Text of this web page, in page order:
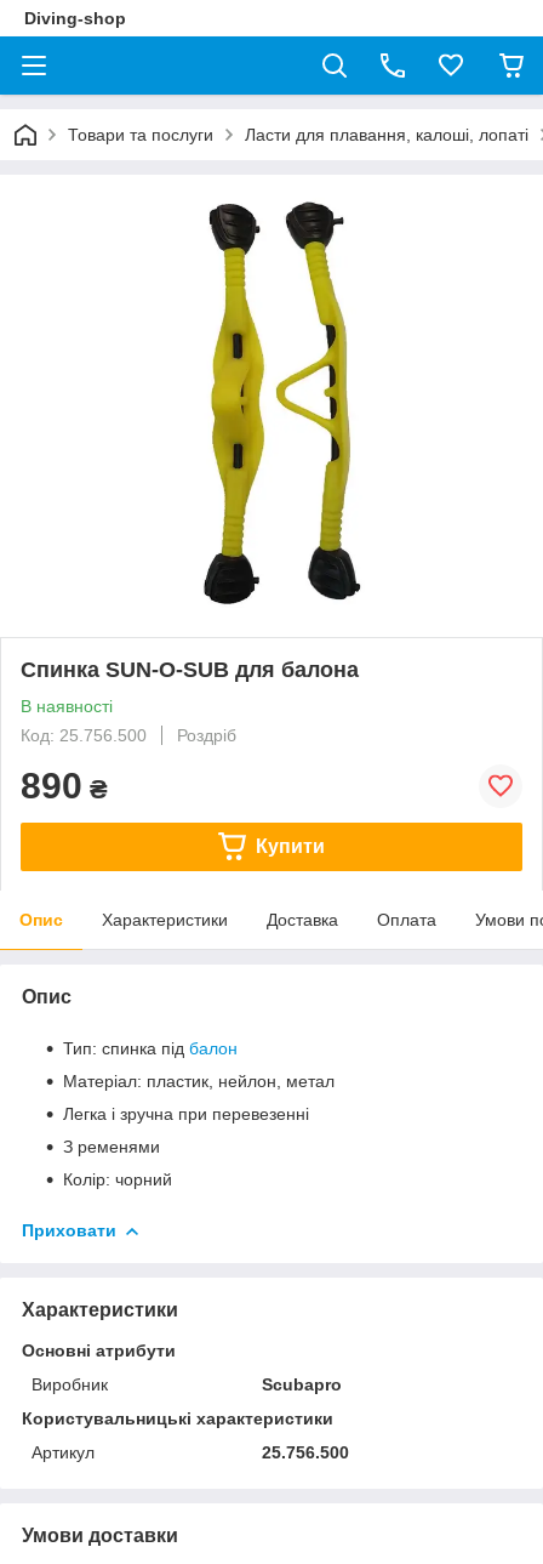
Diving-shop
Товари та послуги Ласти для плавання, калоші, лопаті
Спинка SUN-O-SUB для балона
В наявності
Код: 25.756.500
Роздріб
890 ₴
Купити
Опис Характеристики Доставка Оплата Умови
Опис
Тип: спинка під балон
Матеріал: пластик, нейлон, метал
Легка і зручна при перевезенні
З ременями
Колір: чорний
Приховати
Характеристики
Основні атрибути
Виробник
Scubapro
Користувальницькі характеристики
Артикул
25.756.500
Умови доставки